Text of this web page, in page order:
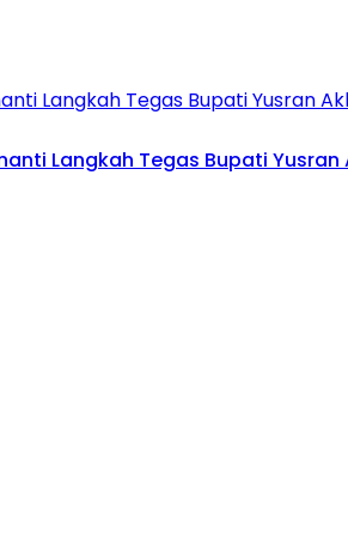
Langkah Tegas Bupati Yusran